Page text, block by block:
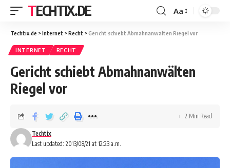
TECHTIX.DE Aa
Techtix.de >Internet >Recht >Gericht schiebt Abmahnanwälten Riegel vor
INTERNET RECHT
Gericht schiebt Abmahnanwälten
Riegel vor
Last updated: 2013/08/21 at 12:23 a.m.
Techtix
2 Min Read